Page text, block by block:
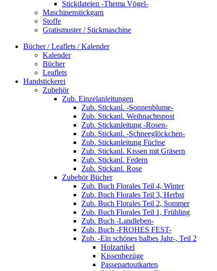
Stickdateien -Thema Vögel-
Maschinenstickgarn
Stoffe
Gratismuster / Stickmaschine
Bücher / Leaflets / Kalender
Kalender
Bücher
Leaflets
Handstickerei
Zubehör
Zub. Einzelanleitungen
Zub. Stickanl. -Sonnenblume-
Zub. Stickanl. Weihnachtspost
Zub. Stickanleitung -Rosen-
Zub. Stickanl. -Schneeglöckchen-
Zub. Stickanleitung Füchse
Zub. Stickanl. Kissen mit Gräsern
Zub. Stickanl. Federn
Zub. Stickanl. Rose
Zubehör Bücher
Zub. Buch Florales Teil 4, Winter
Zub. Buch Florales Teil 3, Herbst
Zub. Buch Florales Teil 2, Sommer
Zub. Buch Florales Teil 1, Frühling
Zub. Buch -Landleben-
Zub. Buch -FROHES FEST-
Zub. -Ein schönes halbes Jahr-, Teil 2
Holzartikel
Kissenbezüge
Passepartoutkarten